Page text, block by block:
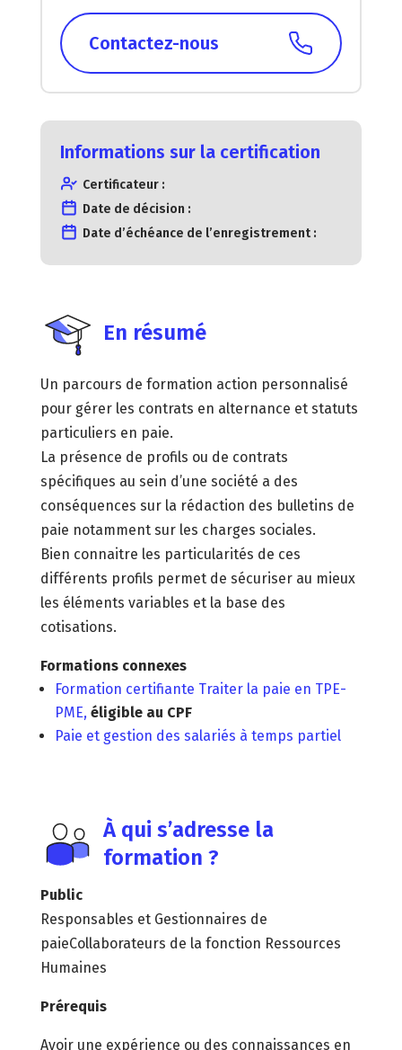
En résumé
Un parcours de formation action personnalisé
pour gérer les contrats en alternance et statuts
particuliers en paie.
La présence de profils ou de contrats
spécifiques au sein d’une société a des
conséquences sur la rédaction des bulletins de
paie notamment sur les charges sociales.
Bien connaitre les particularités de ces
différents profils permet de sécuriser au mieux
les éléments variables et la base des
cotisations.
Formations connexes
Formation certifiante Traiter la paie en TPE-
PME, éligible au CPF
Paie et gestion des salariés à temps partiel
À qui s’adresse la
formation ?
Public
Responsables et Gestionnaires de
paieCollaborateurs de la fonction Ressources
Humaines
Prérequis
Avoir une expérience ou des connaissances en
Contactez-nous
Informations sur la certification
Certificateur :
Date de décision :
Date d’échéance de l’enregistrement :